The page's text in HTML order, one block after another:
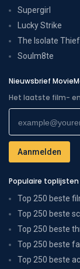
Supergirl
Lucky Strike
The Isolate Thief
Soulm8te
Nieuwsbrief
Het laatste film-
Populaire toplijsten
Top 250 beste
Top 250 beste
Top 250 beste
Top 250 beste
Top 250 beste